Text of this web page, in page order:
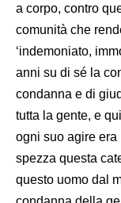
a corpo, contro
comunità che
‘indemoniato,
anni su di sé la
condanna e di
tutta la gente, e
ogni suo agire era
spezza questa
questo uomo dal